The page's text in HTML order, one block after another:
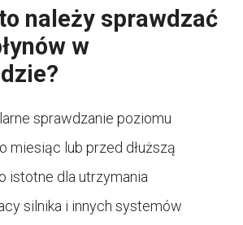
należy sprawdzać
w
sprawdzanie poziomu
miesiąc lub przed dłuższą
istotne dla utrzymania
silnika i innych systemów